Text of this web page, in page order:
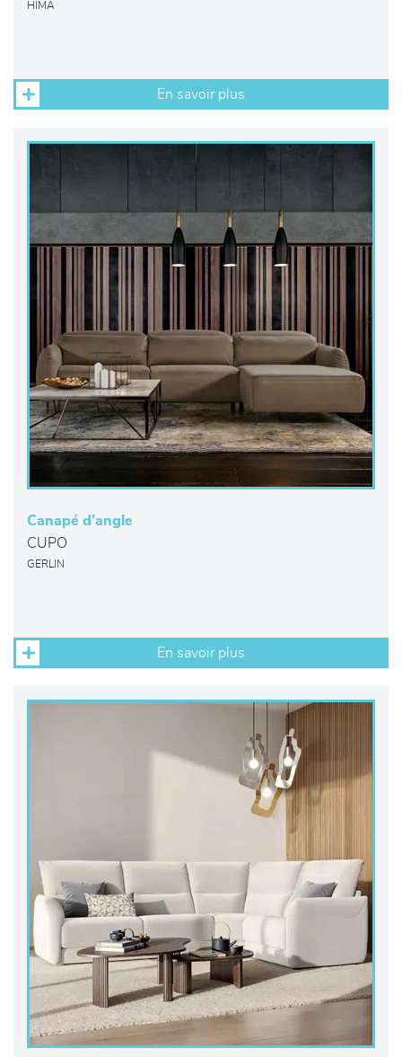
HIMA
En savoir plus
Canapé d’angle
CUPO
GERLIN
En savoir plus